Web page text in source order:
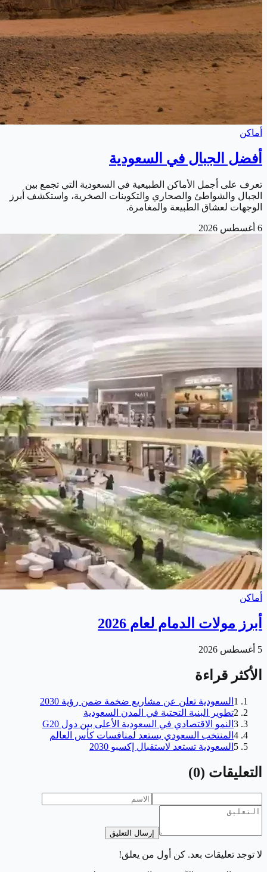
أماكن
أفضل الجبال في السعودية
تعرف على أجمل الأماكن الطبيعية في السعودية التي تجمع بين
الجبال والشواطئ والصحاري والتكوينات الصخرية، واستكشف أبرز
الوجهات لعشاق الطبيعة والمغامرة.
6 أغسطس 2026
أماكن
أبرز مولات الدمام لعام 2026
5 أغسطس 2026
الأكثر قراءة
1 السعودية تعلن عن مشاريع ضخمة ضمن رؤية 2030
2تطوير البنية التحتية في المدن السعودية
3 النمو الاقتصادي في السعودية الأعلى بين دول G20
4 المنتخب السعودي يستعد لمنافسات كأس العالم
5 السعودية تستعد لاستقبال إكسبو 2030
التعليقات (
0
)
إرسال التعليق
لا توجد تعليقات بعد. كن أول من يعلق!